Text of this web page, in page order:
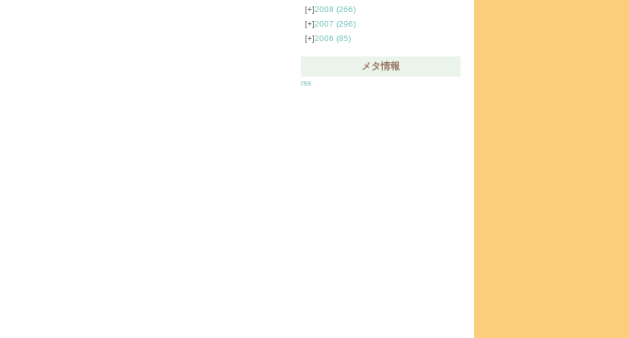
[+]2008 (266)
[+]2007 (296)
[+]2006 (85)
メタ情報
rss